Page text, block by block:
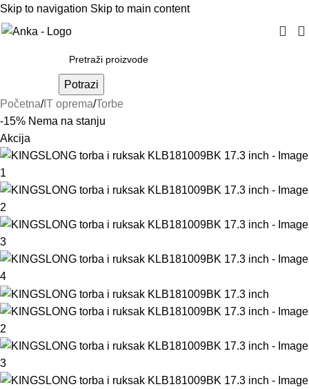
Skip to navigation Skip to main content
Potrazi
Početna/IT oprema/Torbe
-15% Nema na stanju
Akcija